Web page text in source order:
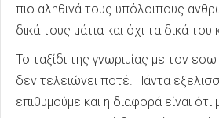
πιο αληθινά τους υπόλοιπους
δικά τους μάτια και όχι τα δικά του
Το ταξίδι της γνωριμίας με τον
δεν τελειώνει ποτέ. Πάντα
επιθυμούμε και η διαφορά είναι ότι